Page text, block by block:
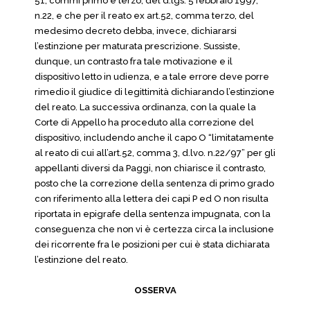
n.22, e che per il reato ex art.52, comma terzo, del
medesimo decreto debba, invece, dichiararsi
l’estinzione per maturata prescrizione. Sussiste,
dunque, un contrasto fra tale motivazione e il
dispositivo letto in udienza, e a tale errore deve porre
rimedio il giudice di legittimità dichiarando l’estinzione
del reato. La successiva ordinanza, con la quale la
Corte di Appello ha proceduto alla correzione del
dispositivo, includendo anche il capo O “limitatamente
al reato di cui all’art.52, comma 3, d.lvo. n.22/97” per gli
appellanti diversi da Paggi, non chiarisce il contrasto,
posto che la correzione della sentenza di primo grado
con riferimento alla lettera dei capi P ed O non risulta
riportata in epigrafe della sentenza impugnata, con la
conseguenza che non vi è certezza circa la inclusione
dei ricorrente fra le posizioni per cui è stata dichiarata
l’estinzione del reato.
OSSERVA